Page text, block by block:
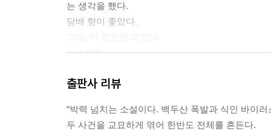
는 생각을 했다.
담배 향이 좋았다.
--- p.148
창을 보았다. 밖은 낙엽이 붕붕 날리고 있었다. 마
--- p.153
출판사 리뷰
“박력 넘치는 소설이다. 백두산 폭발과 식인 바이러
두 사건을 교묘하게 엮어 한반도 전체를 흔든다.